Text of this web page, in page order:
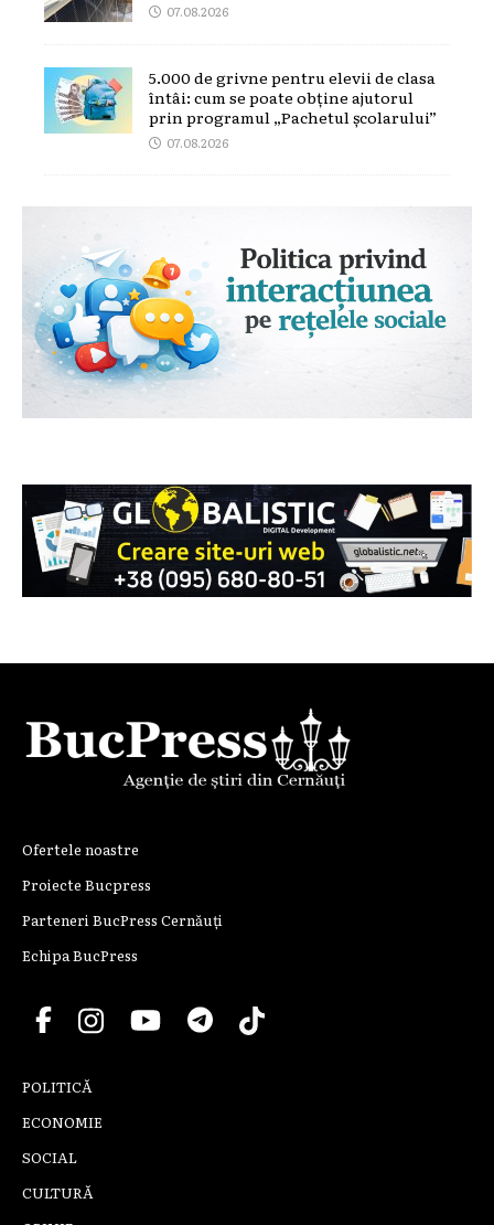
07.08.2026
5.000 de grivne pentru elevii de clasa
întâi: cum se poate obține ajutorul
prin programul „Pachetul școlarului”
07.08.2026
Ofertele noastre
Proiecte Bucpress
Parteneri BucPress Cernăuți
Echipa BucPress
POLITICĂ
ECONOMIE
SOCIAL
CULTURĂ